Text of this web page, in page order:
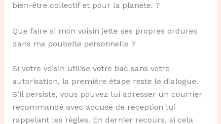
bien-être collectif et pour la planète. ?
Que faire si mon voisin jette ses propres ordures
dans ma poubelle personnelle ?
Si votre voisin utilise votre bac sans votre
autorisation, la première étape reste le dialogue.
S’il persiste, vous pouvez lui adresser un courrier
recommandé avec accusé de réception lui
rappelant les règles. En dernier recours, si cela